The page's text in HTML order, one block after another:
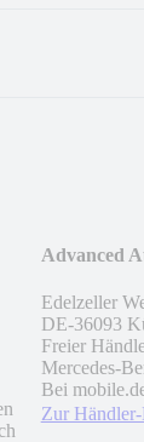
Advanced
Edelzeller
DE-36093
Freier
Mercedes-
Bei
Zur